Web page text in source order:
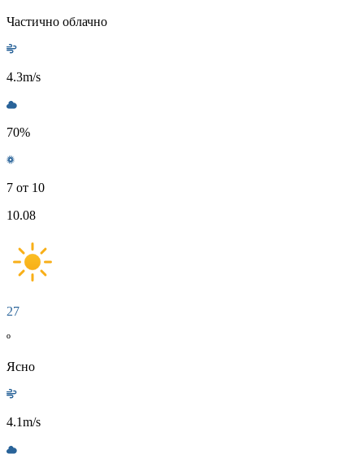
Частично облачно
4.3m/s
70%
7 от 10
10.08
27
º
Ясно
4.1m/s